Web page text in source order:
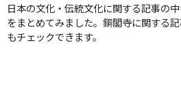
日本の文化・伝統文化に関する記事の
をまとめてみました。銅閣寺に関する
もチェックできます。